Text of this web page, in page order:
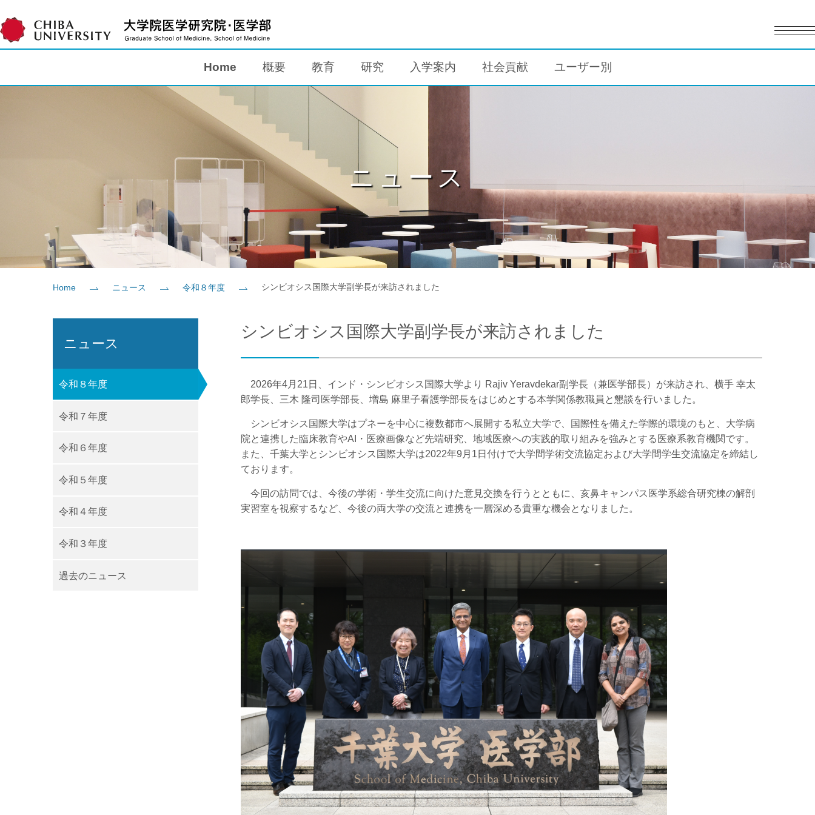
Home
入学案内
お問い合わせ交通アクセス
Home 概要 教育 研究 入学案内 社会貢献 ユーザー別
ニュース
Home ニュース 令和８年度 シンビオシス国際大学副学長が来訪されました
シンビオシス国際大学副学長が来訪されました
2026年4月21日、インド・シンビオシス国際大学より Rajiv Yeravdekar副学長（兼医学部長）が来訪され、横手 幸太
郎学長、三木 隆司医学部長、増島 麻里子看護学部長をはじめとする本学関係教職員と懇談を行いました。
シンビオシス国際大学はプネーを中心に複数都市へ展開する私立大学で、
国際性を備えた学際的環境のもと、大学病
院と連携した臨床教育やAI・医療画像など先端研究、地域医療への実践的取り組みを強みとする医療系教育機関です。
また、千葉大学とシンビオシス国際大学は2022年9月1日付けで大学間学術交流協定および大学間学生交流協定を締結し
ております。
今回の訪問では、今後の学術・学生交流に向けた意見交換を行うとともに、亥鼻キャンパス医学系総合研究棟の解剖
実習室を視察するなど、今後の両大学の交流と連携を一層深める貴重な機会となりました。
ニュース
令和８年度
令和７年度
令和６年度
令和５年度
令和４年度
令和３年度
過去のニュース